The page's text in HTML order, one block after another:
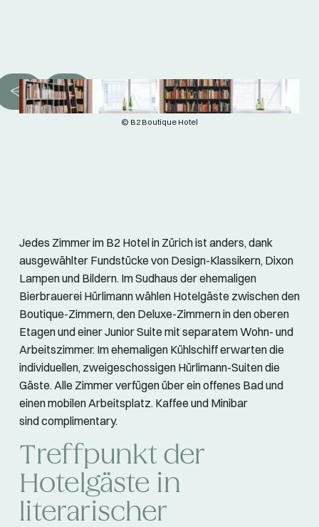
© B2 Boutique Hotel
Jedes Zimmer im B2 Hotel in Zürich ist anders, dank
ausgewählter Fundstücke von Design-Klassikern, Dixon
Lampen und Bildern. Im Sudhaus der ehemaligen
Bierbrauerei Hürlimann wählen Hotelgäste zwischen den
Boutique-Zimmern, den Deluxe-Zimmern in den oberen
Etagen und einer Junior Suite mit separatem Wohn- und
Arbeitszimmer. Im ehemaligen Kühlschiff erwarten die
individuellen, zweigeschossigen Hürlimann-Suiten die
Gäste. Alle Zimmer verfügen über ein offenes Bad und
einen mobilen Arbeitsplatz. Kaffee und Minibar
sind complimentary.
Treffpunkt der
Hotelgäste in
literarischer